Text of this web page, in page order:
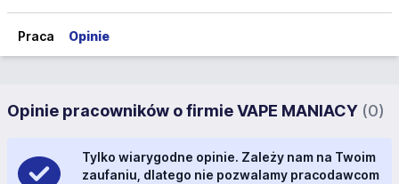
Praca Opinie
Opinie pracowników o firmie VAPE MANIACY (0)
Tylko wiarygodne opinie. Zależy nam na Twoim
zaufaniu, dlatego nie pozwalamy pracodawcom